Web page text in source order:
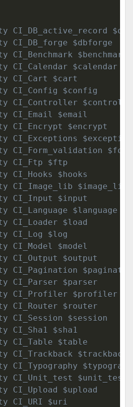
CI_DB_active_record $db
CI_DB_forge $dbforge
CI_Benchmark $benchmark
CI_Calendar $calendar
CI_Cart $cart
CI_Config $config
CI_Controller
CI_Email $email
CI_Encrypt $encrypt
CI_Exceptions
CI_Form_validation
CI_Ftp $ftp
CI_Hooks $hooks
CI_Image_lib $image_lib
CI_Input $input
CI_Language $language
CI_Loader $load
CI_Log $log
CI_Model $model
CI_Output $output
CI_Pagination
CI_Parser $parser
CI_Profiler $profiler
CI_Router $router
CI_Session $session
CI_Sha1 $sha1
CI_Table $table
CI_Trackback $trackback
CI_Typography
CI_Unit_test $unit_test
CI_Upload $upload
CI_URI $uri